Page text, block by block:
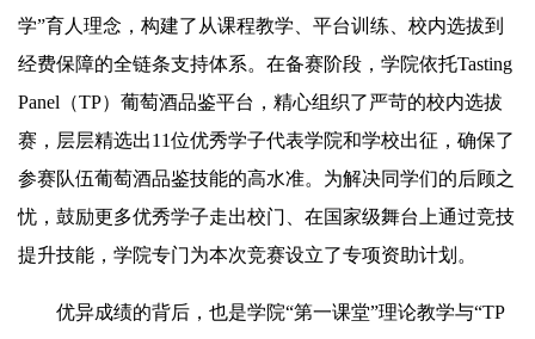
学”育人理念，构建了从课程教学、平台训练、校内选拔到
经费保障的全链条支持体系。在备赛阶段，学院依托Tasting
Panel（TP）葡萄酒品鉴平台，精心组织了严苛的校内选拔
赛，层层精选出11位优秀学子代表学院和学校出征，确保了
参赛队伍葡萄酒品鉴技能的高水准。为解决同学们的后顾之
忧，鼓励更多优秀学子走出校门、在国家级舞台上通过竞技
提升技能，学院专门为本次竞赛设立了专项资助计划。
优异成绩的背后，也是学院“第一课堂”理论教学与“TP